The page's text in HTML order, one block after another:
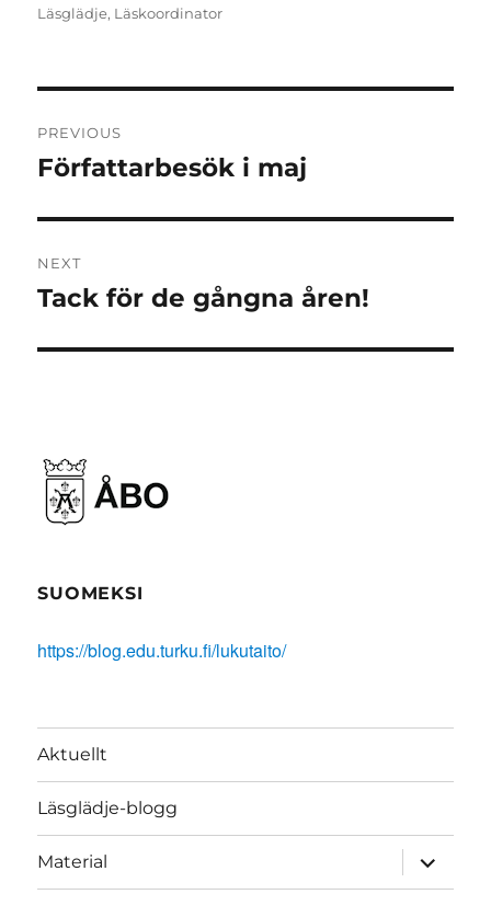
on
Läsglädje, Läskoordinator
navigation
PREVIOUS
Previous
Författarbesök i maj
NEXT
Next
Tack för de gångna åren!
SUOMEKSI
https://blog.edu.turku.fi/lukutaito/
Aktuellt
Läsglädje-blogg
Material
expand
child
menu